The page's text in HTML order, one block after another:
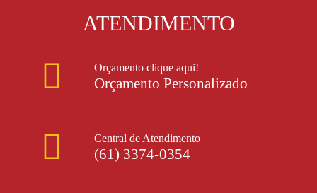
ATENDIMENTO
Orçamento clique aqui!
Orçamento Personalizado
Central de Atendimento
(61) 3374-0354